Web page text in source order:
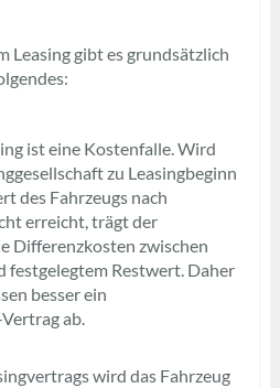
Leasing gibt es grundsätzlich
ist eine Kostenfalle. Wird
zu Leasingbeginn
des Fahrzeugs nach
erreicht, trägt der
Differenzkosten zwischen
festgelegtem Restwert. Daher
besser ein
ab.
wird das Fahrzeug